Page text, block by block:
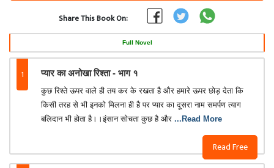
Share This Book On:
Full Novel
1 प्यार का अनोखा रिश्ता - भाग १
Read Free
कुछ रिश्ते ऊपर वाले ही तय कर के रखता है और हमारे ऊपर छोड़ देता कि
किसी तरह से भी इनको मिलना ही है पर प्यार का दूसरा नाम समर्पण त्याग
बलिदान भी होता है।।इंसान सोचता कुछ है और ...Read More